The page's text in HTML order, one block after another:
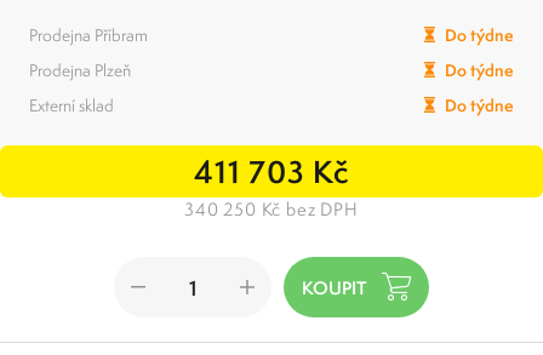
Prodejna Příbram
Do týdne
Prodejna Plzeň
Do týdne
Externí sklad
Do týdne
411 703 Kč
340 250 Kč bez DPH